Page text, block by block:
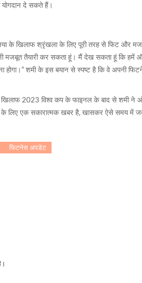
योगदान दे सकते हैं।
के खिलाफ श्रृंखला के लिए पूरी तरह से फिट और
मजबूत तैयारी कर सकता हूं। मैं देख सकता हूं कि हमें
होगा।” शमी के इस बयान से स्पष्ट है कि वे अपनी
खिलाफ 2023 विश्व कप के फाइनल के बाद से शमी ने
के लिए एक सकारात्मक खबर है, खासकर ऐसे समय में
फिटनेस अपडेट